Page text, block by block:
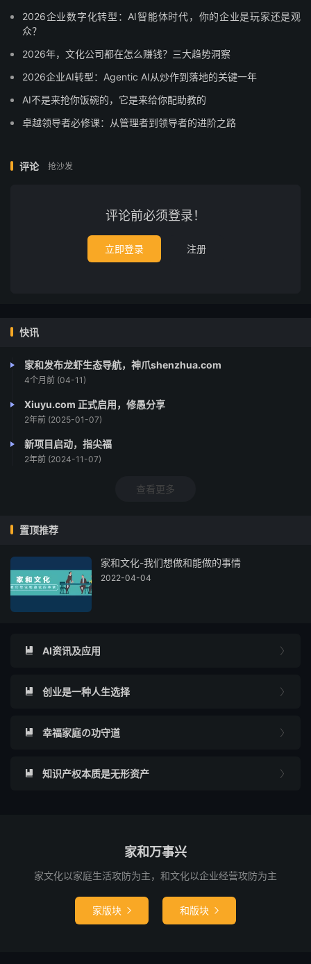
2026企业数字化转型：AI智能体时代，你的企业是玩家还是观
众？
2026年，文化公司都在怎么赚钱？三大趋势洞察
2026企业AI转型：Agentic AI从炒作到落地的关键一年
AI不是来抢你饭碗的，它是来给你配助教的
卓越领导者必修课：从管理者到领导者的进阶之路
评论 抢沙发
评论前必须登录！
立即登录 注册
快讯
家和发布龙虾生态导航，神爪shenzhua.com
4个月前 (04-11)
Xiuyu.com 正式启用，修愚分享
2年前 (2025-01-07)
新项目启动，指尖福
2年前 (2024-11-07)
查看更多
置顶推荐
家和文化-我们想做和能做的事情
2022-04-04

 AI资讯及应用

 创业是一种人生选择

 幸福家庭の功守道

 知识产权本质是无形资产
家和万事兴
家文化以家庭生活攻防为主，和文化以企业经营攻防为主
家版块  和版块 